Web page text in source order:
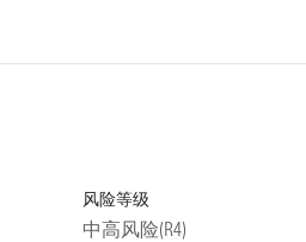
风险等级
中高风险(R4)